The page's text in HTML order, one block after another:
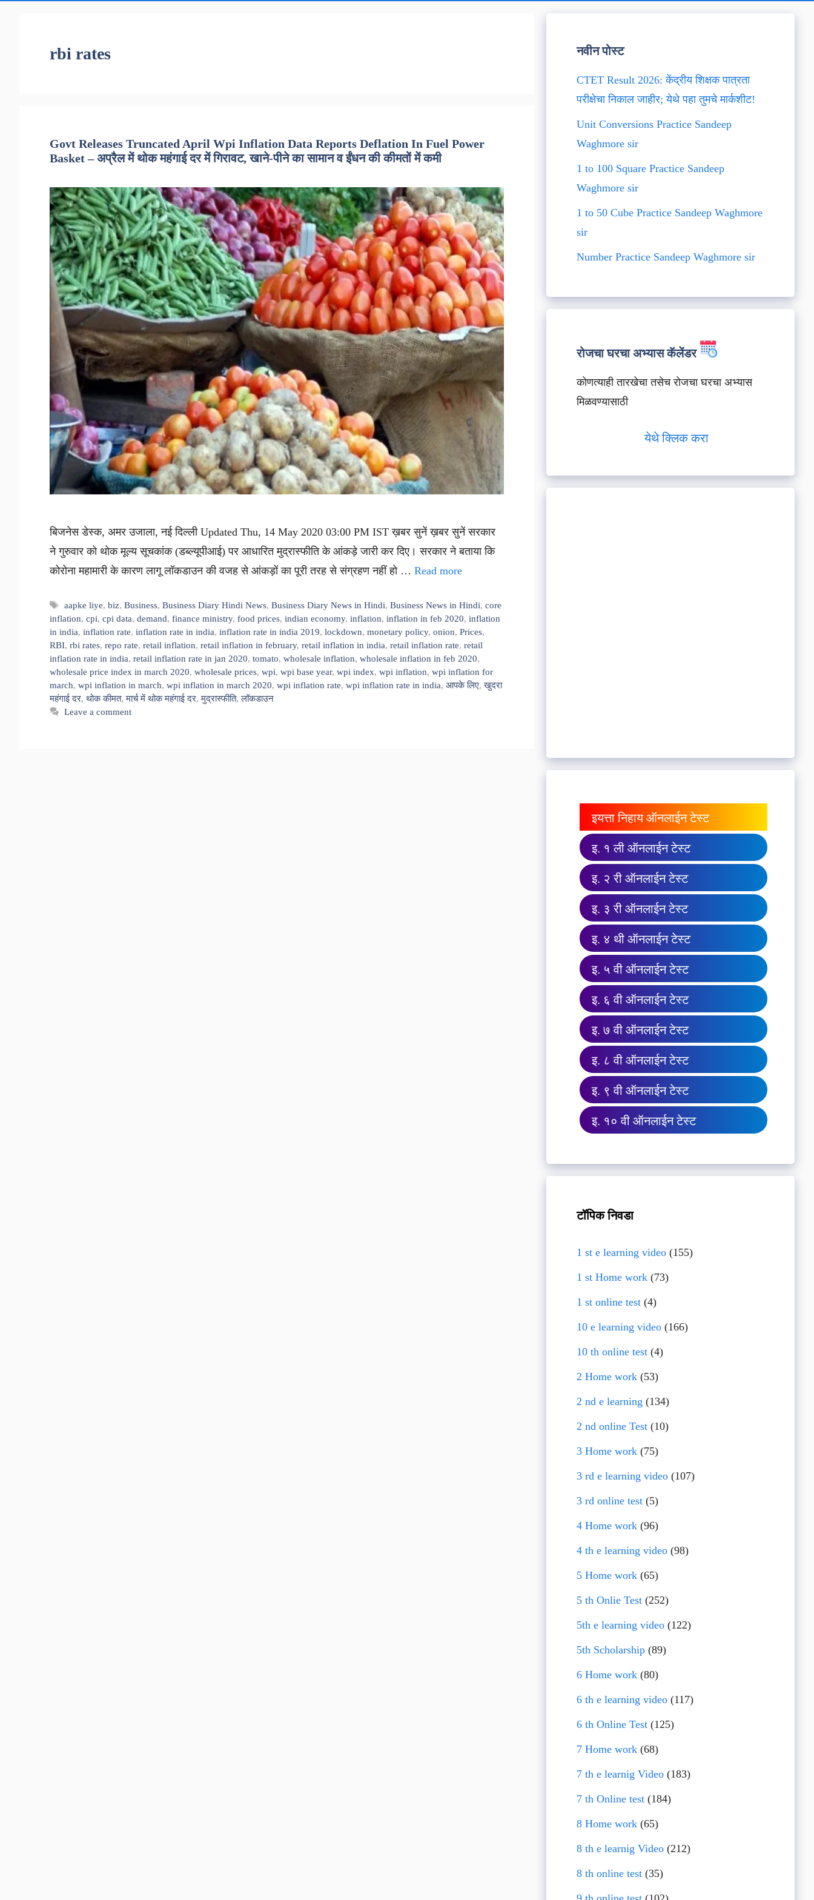
rbi rates
Govt Releases Truncated April Wpi Inflation Data Reports Deflation In Fuel Power
Basket – अप्रैल में थोक महंगाई दर में गिरावट, खाने-पीने का सामान व ईंधन की कीमतों में कमी
बिजनेस डेस्क, अमर उजाला, नई दिल्ली Updated Thu, 14 May 2020 03:00 PM IST ख़बर सुनें ख़बर सुनें सरकार
ने गुरुवार को थोक मूल्य सूचकांक (डब्ल्यूपीआई) पर आधारित मुद्रास्फीति के आंकड़े जारी कर दिए। सरकार ने बताया कि
कोरोना महामारी के कारण लागू लॉकडाउन की वजह से आंकड़ों का पूरी तरह से संग्रहण नहीं हो … Read more
Tags
aapke liye,biz,Business,Business Diary Hindi News,Business Diary News in Hindi,Business News in Hindi,core
inflation, cpi, cpi data, demand, finance ministry, food prices, indian economy, inflation, inflation in feb 2020, inflation
in india, inflation rate, inflation rate in india, inflation rate in india 2019, lockdown, monetary policy, onion, Prices,
RBI, rbi rates, repo rate, retail inflation, retail inflation in february, retail inflation in india, retail inflation rate, retail
inflation rate in india, retail inflation rate in jan 2020, tomato, wholesale inflation, wholesale inflation in feb 2020,
wholesale price index in march 2020, wholesale prices, wpi, wpi base year, wpi index, wpi inflation, wpi inflation for
march, wpi inflation in march, wpi inflation in march 2020, wpi inflation rate, wpi inflation rate in india, आपके लिए,खुदरा
महंगाई दर, थोक कीमत,मार्च में थोक महंगाई दर,मुद्रास्फीति,लॉकडाउन
Leave a comment
नवीन पोस्ट
CTET Result 2026: केंद्रीय शिक्षक पात्रता
परीक्षेचा निकाल जाहीर; येथे पहा तुमचे मार्कशीट!
Unit Conversions Practice Sandeep
Waghmore sir
1 to 100 Square Practice Sandeep
Waghmore sir
1 to 50 Cube Practice Sandeep Waghmore
sir
Number Practice Sandeep Waghmore sir
रोजचा घरचा अभ्यास कॅलेंडर
कोणत्याही तारखेचा तसेच रोजचा घरचा अभ्यास
मिळवण्यासाठी
येथे क्लिक करा
इयत्ता निहाय ऑनलाईन टेस्ट
इ. १ ली ऑनलाईन टेस्ट
इ. २ री ऑनलाईन टेस्ट
इ. ३ री ऑनलाईन टेस्ट
इ. ४ थी ऑनलाईन टेस्ट
इ. ५ वी ऑनलाईन टेस्ट
इ. ६ वी ऑनलाईन टेस्ट
इ. ७ वी ऑनलाईन टेस्ट
इ. ८ वी ऑनलाईन टेस्ट
इ. ९ वी ऑनलाईन टेस्ट
इ. १० वी ऑनलाईन टेस्ट
टॉपिक निवडा
1 st e learning video(155)
1 st Home work(73)
1 st online test(4)
10 e learning video(166)
10 th online test(4)
2 Home work(53)
2 nd e learning (134)
2 nd online Test(10)
3 Home work(75)
3 rd e learning video(107)
3 rd online test(5)
4 Home work(96)
4 th e learning video(98)
5 Home work(65)
5 th Onlie Test(252)
5th e learning video(122)
5th Scholarship(89)
6 Home work(80)
6 th e learning video(117)
6 th Online Test(125)
7 Home work(68)
7 th e learnig Video(183)
7 th Online test(184)
8 Home work(65)
8 th e learnig Video(212)
8 th online test(35)